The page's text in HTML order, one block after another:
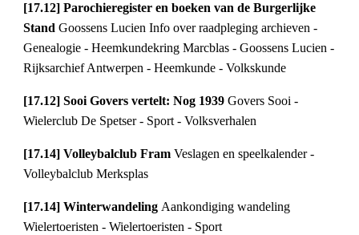
[17.12] Parochieregister en boeken van de Burgerlijke
Stand Goossens Lucien Info over raadpleging archieven -
Genealogie - Heemkundekring Marcblas - Goossens Lucien -
Rijksarchief Antwerpen - Heemkunde - Volkskunde
[17.12] Sooi Govers vertelt: Nog 1939 Govers Sooi -
Wielerclub De Spetser - Sport - Volksverhalen
[17.14] Volleybalclub Fram Veslagen en speelkalender -
Volleybalclub Merksplas
[17.14] Winterwandeling Aankondiging wandeling
Wielertoeristen - Wielertoeristen - Sport